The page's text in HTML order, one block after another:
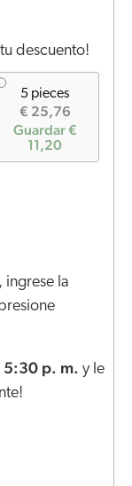
descuento!
5 pieces
€ 25,76
Guardar €
11,20
ingrese la
5:30 p. m. y le